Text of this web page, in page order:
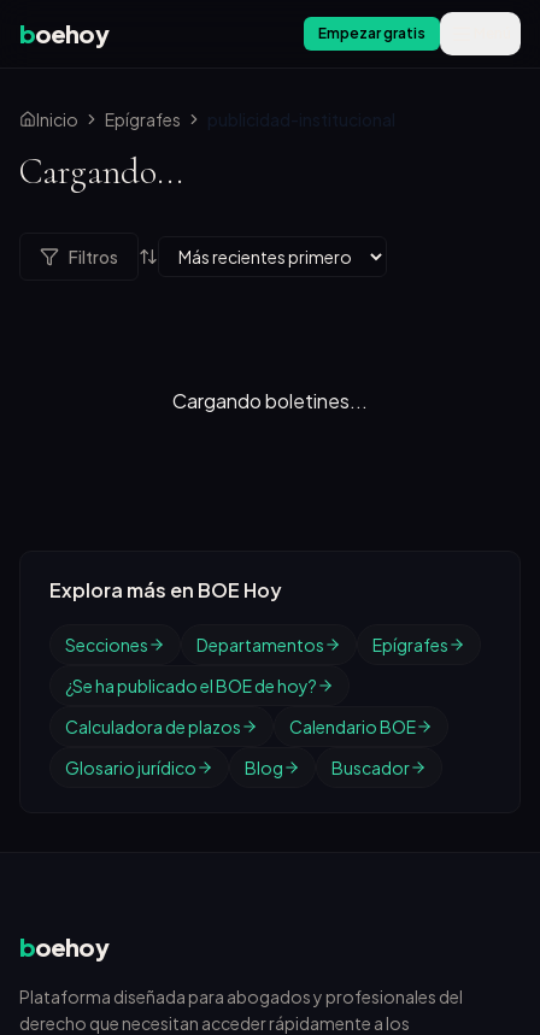
boehoy Empezar gratis
Inicio Epígrafes
Cargando...
Filtros
Cargando boletines...
Explora más en BOE Hoy
Secciones Departamentos
Epígrafes
¿Se ha publicado el BOE de hoy?
Calculadora de plazos
Calendario BOE
Glosario jurídico
Blog Buscador
boehoy
Plataforma diseñada para abogados y profesionales del
derecho que necesitan acceder rápidamente a los